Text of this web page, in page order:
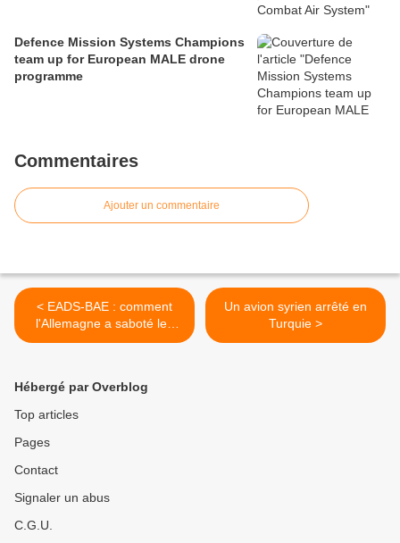
Defence Mission Systems Champions
team up for European MALE drone
programme
Commentaires
Ajouter un commentaire
< EADS-BAE : comment
l'Allemagne a saboté les
négociations
Un avion syrien arrêté en
Turquie >
Hébergé par Overblog
Top articles
Pages
Contact
Signaler un abus
C.G.U.